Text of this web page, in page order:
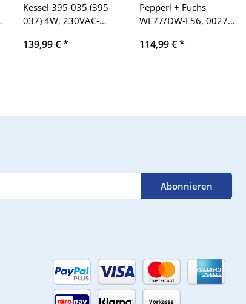
Kessel 395-035 (395-
037) 4W, 230VAC-
CONTROL ATEX
139,99 €*
Pepperl + Fuchs
WE77/DW-E56, 00279
Schaltverstärker
114,99 €*
Abonnieren